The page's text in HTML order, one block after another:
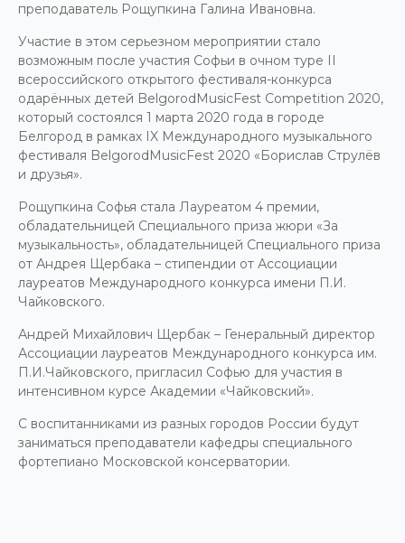
преподаватель Рощупкина Галина Ивановна.
Участие в этом серьезном мероприятии стало
возможным после участия Софьи в очном туре II
всероссийского открытого фестиваля-конкурса
одарённых детей BelgorodMusicFest Competition 2020,
который состоялся 1 марта 2020 года в городе
Белгород в рамках IX Международного музыкального
фестиваля BelgorodMusicFest 2020 «Борислав Струлёв
и друзья».
Рощупкина Софья стала Лауреатом 4 премии,
обладательницей Специального приза жюри «За
музыкальность», обладательницей Специального приза
от Андрея Щербака – стипендии от Ассоциации
лауреатов Международного конкурса имени П.И.
Чайковского.
Андрей Михайлович Щербак – Генеральный директор
Ассоциации лауреатов Международного конкурса им.
П.И.Чайковского, пригласил Софью для участия в
интенсивном курсе Академии «Чайковский».
С воспитанниками из разных городов России будут
заниматься преподаватели кафедры специального
фортепиано Московской консерватории.